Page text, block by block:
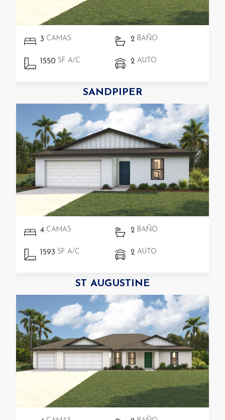
3 CAMAS 2 BAÑO
1550 SF A/C 2 AUTO
SANDPIPER
4 CAMAS 2 BAÑO
1593 SF A/C 2 AUTO
ST AUGUSTINE